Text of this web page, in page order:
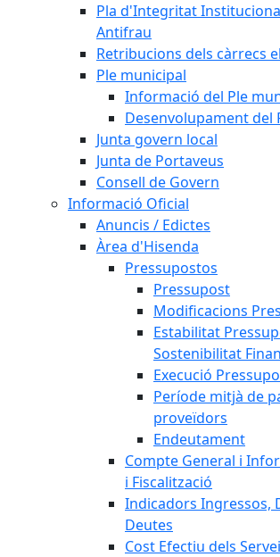
Pla d'Integritat
Antifrau
Retribucions dels càrrecs
Ple municipal
Informació del Ple
Desenvolupament del
Junta govern local
Junta de Portaveus
Consell de Govern
Informació Oficial
Anuncis / Edictes
Àrea d'Hisenda
Pressupostos
Pressupost
Modificacions
Estabilitat
Sostenibilitat
Execució
Període mitjà de
proveïdors
Endeutament
Compte General i
i Fiscalització
Indicadors Ingressos,
Deutes
Cost Efectiu dels